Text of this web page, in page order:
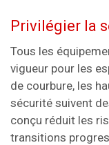
Privilégier la
Tous les
vigueur pour les
de courbure, les
sécurité suivent
conçu réduit les
transitions